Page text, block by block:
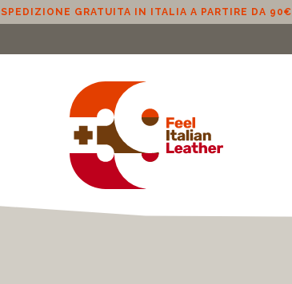
SPEDIZIONE GRATUITA IN ITALIA A PARTIRE DA 90€